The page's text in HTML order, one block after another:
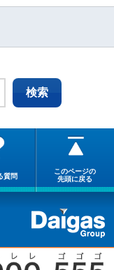
質問
このページの
先頭に戻る